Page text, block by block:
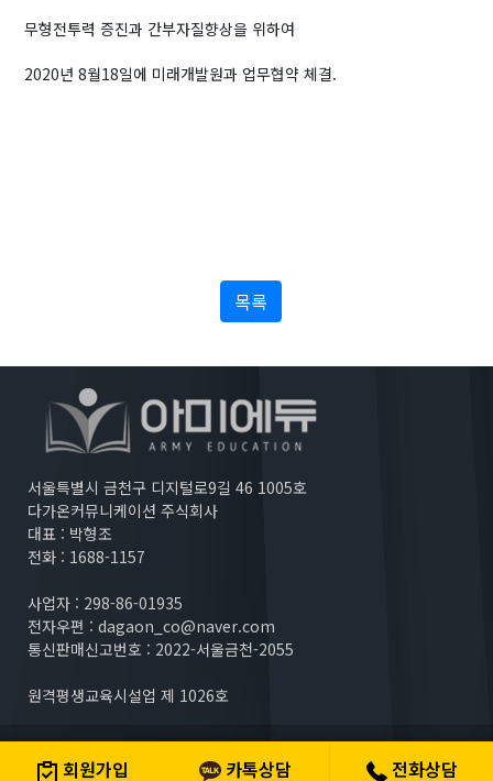
무형전투력 증진과 간부자질향상을 위하여
2020년 8월18일에 미래개발원과 업무협약 체결.
목록
회원가입 카톡상담 전화상담
서울특별시 금천구 디지털로9길 46 1005호
다가온커뮤니케이션 주식회사
대표 : 박형조
전화 : 1688-1157
사업자 : 298-86-01935
전자우편 : dagaon_co@naver.com
통신판매신고번호 : 2022-서울금천-2055
원격평생교육시설업 제 1026호
Copyright (c) 다가온커뮤니케이션 주식회사. All rights reserved.